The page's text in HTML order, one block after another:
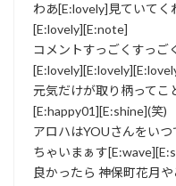
わあ[E:lovely]見ていてく
[E:lovely][E:note]
コメントすっごくすっご
元気だけが取り柄ってこ
[E:happy01][E:shine](笑)
アロハはYOUさんをい
ちゃいまぁす
良かったら 神保町花月